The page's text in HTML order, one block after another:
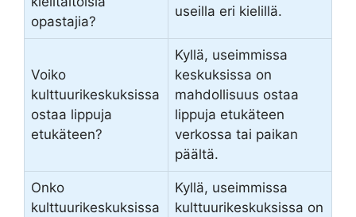
opastajia?
useilla eri kielillä.
Voiko
kulttuurikeskuksissa
ostaa lippuja
etukäteen?
Kyllä, useimmissa
keskuksissa on
mahdollisuus ostaa
lippuja etukäteen
verkossa tai paikan
päältä.
Onko
kulttuurikeskuksissa
Kyllä, useimmissa
kulttuurikeskuksissa on